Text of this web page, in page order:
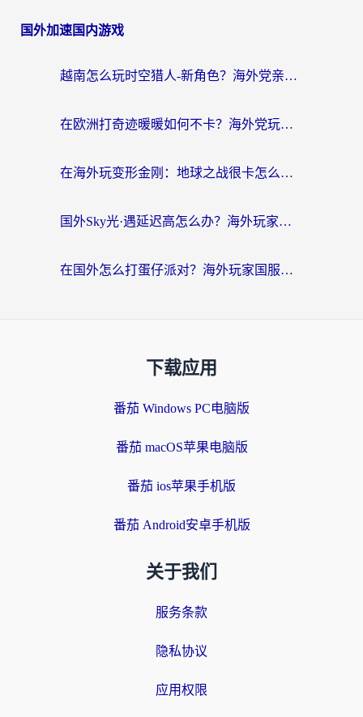
国外加速国内游戏
越南怎么玩时空猎人-新角色？海外党亲测有效的国服游戏加速指南
在欧洲打奇迹暖暖如何不卡？海外党玩国服游戏的终极加速攻略
在海外玩变形金刚：地球之战很卡怎么办？老玩家亲测的加速器指南，解决卡顿烦恼
国外Sky光·遇延迟高怎么办？海外玩家国服游戏加速终极指南（附实测技巧）
在国外怎么打蛋仔派对？海外玩家国服游戏加速避坑指南（附实测推荐）
下载应用
番茄 Windows PC电脑版
番茄 macOS苹果电脑版
番茄 ios苹果手机版
番茄 Android安卓手机版
关于我们
服务条款
隐私协议
应用权限